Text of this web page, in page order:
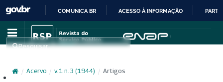
IR
PARA
CONTEÚDO
COMUNICA BR ACESSO À INFORMAÇÃO
Pesquisar
/ Acervo / v. 1 n. 3 (1944) / Artigos